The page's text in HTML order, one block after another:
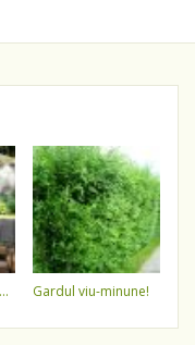
gardul viu-minune!